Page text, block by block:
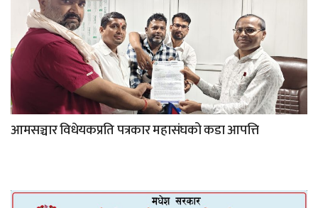
आमसञ्चार विधेयकप्रति पत्रकार महासंघको कडा आपत्ति